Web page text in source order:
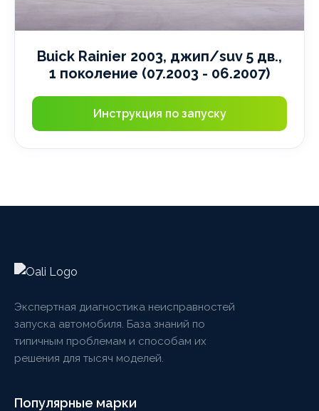
Buick Rainier 2003, джип/suv 5 дв.,
1 поколение (07.2003 - 06.2007)
Инструкция по запуску
Экспертная диагностика неисправностей
запуска автомобиля. База знаний по
типичным проблемам и способам их
решения для тысяч моделей.
Популярные марки